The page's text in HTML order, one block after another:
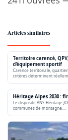
Articles similaires
Territoire carencé,
d’équipement sportif
Carence territoriale,
critères déterminent
Héritage Alpes 2030 :
Le dispositif ANS Héritage
communes de montagne.…